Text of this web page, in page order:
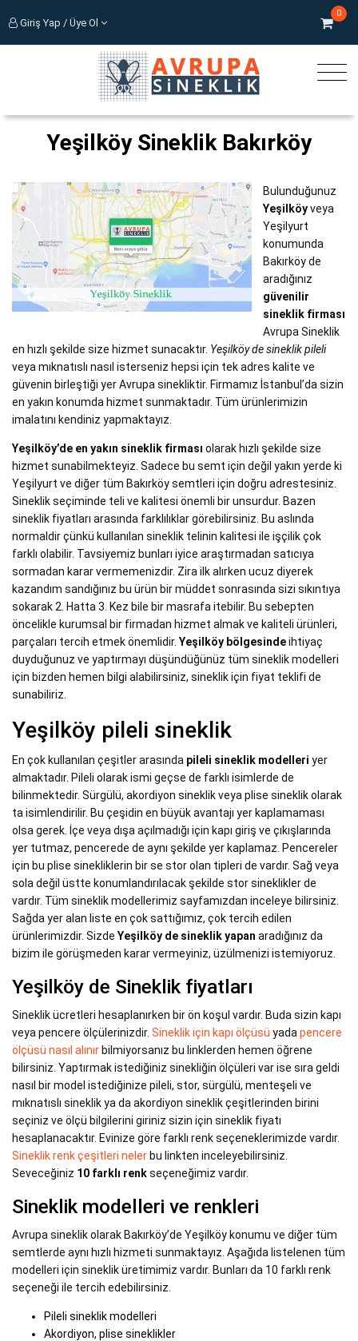
Giriş Yap / Üye Ol
0
Yeşilköy Sineklik Bakırköy
Bulunduğunuz
Yeşilköyveya
Yeşilyurt
konumunda
Bakırköy de
aradığınız
güvenilir
sineklik firması
Avrupa Sineklik
en hızlı şekilde size hizmet sunacaktır. Yeşilköy de sineklik pileli
veya mıknatıslı nasıl isterseniz hepsi için tek adres kalite ve
güvenin birleştiği yer Avrupa sinekliktir. Firmamız İstanbul’da sizin
en yakın konumda hizmet sunmaktadır. Tüm ürünlerimizin
imalatını kendiniz yapmaktayız.
Yeşilköy’de en yakın sineklik firması olarak hızlı şekilde size
hizmet sunabilmekteyiz. Sadece bu semt için değil yakın yerde ki
Yeşilyurt ve diğer tüm Bakırköy semtleri için doğru adrestesiniz.
Sineklik seçiminde teli ve kalitesi önemli bir unsurdur. Bazen
sineklik fiyatları arasında farklılıklar görebilirsiniz. Bu aslında
normaldir çünkü kullanılan sineklik telinin kalitesi ile işçilik çok
farklı olabilir. Tavsiyemiz bunları iyice araştırmadan satıcıya
sormadan karar vermemenizdir. Zira ilk alırken ucuz diyerek
kazandım sandığınız bu ürün bir müddet sonrasında sizi sıkıntıya
sokarak 2. Hatta 3. Kez bile bir masrafa itebilir. Bu sebepten
öncelikle kurumsal bir firmadan hizmet almak ve kaliteli ürünleri,
parçaları tercih etmek önemlidir. Yeşilköy bölgesindeihtiyaç
duyduğunuz ve yaptırmayı düşündüğünüz tüm sineklik modelleri
için bizden hemen bilgi alabilirsiniz, sineklik için fiyat teklifi de
sunabiliriz.
Yeşilköy pileli sineklik
En çok kullanılan çeşitler arasında pileli sineklik modelleri yer
almaktadır. Pileli olarak ismi geçse de farklı isimlerde de
bilinmektedir. Sürgülü, akordiyon sineklik veya plise sineklik olarak
ta isimlendirilir. Bu çeşidin en büyük avantajı yer kaplamaması
olsa gerek. İçe veya dışa açılmadığı için kapı giriş ve çıkışlarında
yer tutmaz, pencerede de aynı şekilde yer kaplamaz. Pencereler
için bu plise sinekliklerin bir se stor olan tipleri de vardır. Sağ veya
sola değil üstte konumlandırılacak şekilde stor sineklikler de
vardır. Tüm sineklik modellerimiz sayfamızdan inceleye bilirsiniz.
Sağda yer alan liste en çok sattığımız, çok tercih edilen
ürünlerimizdir. Sizde Yeşilköy de sineklik yapan aradığınız da
bizim ile görüşmeden karar vermeyiniz, üzülmenizi istemiyoruz.
Yeşilköy de Sineklik fiyatları
Sineklik ücretleri hesaplanırken bir ön koşul vardır. Buda sizin kapı
veya pencere ölçülerinizdir. Sineklik için kapı ölçüsü yada pencere
ölçüsü nasıl alınır bilmiyorsanız bu linklerden hemen öğrene
bilirsiniz. Yaptırmak istediğiniz sinekliğin ölçüleri var ise sıra geldi
nasıl bir model istediğinize pileli, stor, sürgülü, menteşeli ve
mıknatıslı sineklik ya da akordiyon sineklik çeşitlerinden birini
seçiniz ve ölçü bilgilerini giriniz sizin için sineklik fiyatı
hesaplanacaktır. Evinize göre farklı renk seçeneklerimizde vardır.
Sineklik renk çeşitleri neler bu linkten inceleyebilirsiniz.
Seveceğiniz 10 farklı renkseçeneğimiz vardır.
Sineklik modelleri ve renkleri
Avrupa sineklik olarak Bakırköy’de Yeşilköy konumu ve diğer tüm
semtlerde aynı hızlı hizmeti sunmaktayız. Aşağıda listelenen tüm
modelleri için sineklik üretimimiz vardır. Bunları da 10 farklı renk
seçeneği ile tercih edebilirsiniz.
Pileli sineklik modelleri
Akordiyon, plise sineklikler